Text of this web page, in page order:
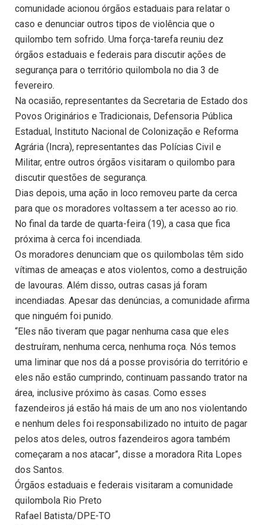
comunidade acionou órgãos estaduais para relatar o
caso e denunciar outros tipos de violência que o
quilombo tem sofrido. Uma força-tarefa reuniu dez
órgãos estaduais e federais para discutir ações de
segurança para o território quilombola no dia 3 de
fevereiro.
Na ocasião, representantes da Secretaria de Estado dos
Povos Originários e Tradicionais, Defensoria Pública
Estadual, Instituto Nacional de Colonização e Reforma
Agrária (Incra), representantes das Polícias Civil e
Militar, entre outros órgãos visitaram o quilombo para
discutir questões de segurança.
Dias depois, uma ação in loco removeu parte da cerca
para que os moradores voltassem a ter acesso ao rio.
No final da tarde de quarta-feira (19), a casa que fica
próxima à cerca foi incendiada.
Os moradores denunciam que os quilombolas têm sido
vítimas de ameaças e atos violentos, como a destruição
de lavouras. Além disso, outras casas já foram
incendiadas. Apesar das denúncias, a comunidade afirma
que ninguém foi punido.
“Eles não tiveram que pagar nenhuma casa que eles
destruíram, nenhuma cerca, nenhuma roça. Nós temos
uma liminar que nos dá a posse provisória do território e
eles não estão cumprindo, continuam passando trator na
área, inclusive próximo às casas. Como esses
fazendeiros já estão há mais de um ano nos violentando
e nenhum deles foi responsabilizado no intuito de pagar
pelos atos deles, outros fazendeiros agora também
começaram a nos atacar”, disse a moradora Rita Lopes
dos Santos.
Órgãos estaduais e federais visitaram a comunidade
quilombola Rio Preto
Rafael Batista/DPE-TO